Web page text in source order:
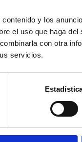
y los
el uso que haga
con otra
servicios.